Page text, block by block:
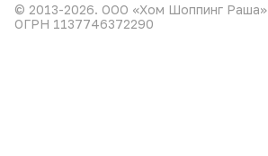
© 2013-2026. ООО «Хом Шоппинг Раша»
ОГРН 1137746372290